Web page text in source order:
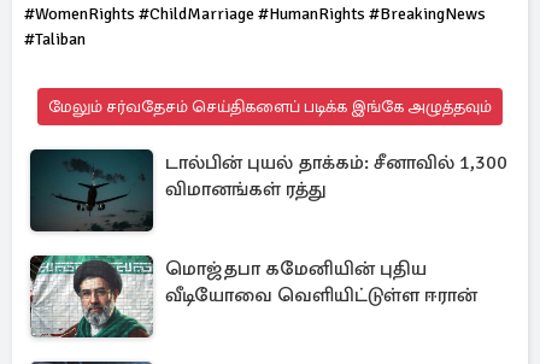
#WomenRights #ChildMarriage #HumanRights #BreakingNews
#Taliban
மேலும் சர்வதேசம் செய்திகளைப் படிக்க இங்கே அழுத்தவும்
டால்பின் புயல் தாக்கம்: சீனாவில் 1,300
விமானங்கள் ரத்து
மொஜ்தபா கமேனியின் புதிய
வீடியோவை வெளியிட்டுள்ள ஈரான்